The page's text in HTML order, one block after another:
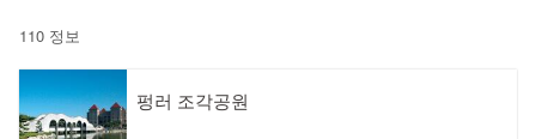
110 정보
펑러 조각공원